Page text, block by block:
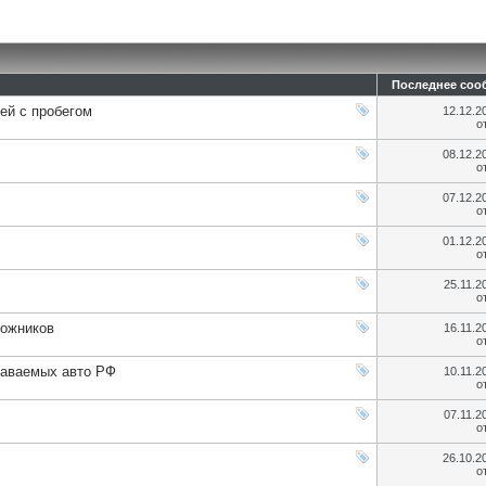
Последнее
с пробегом
авто РФ